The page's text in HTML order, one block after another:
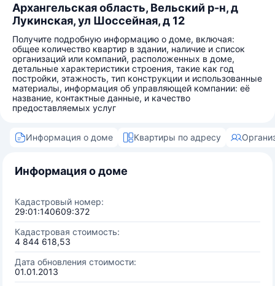
Архангельская область, Вельский р-н, д
Лукинская, ул Шоссейная, д 12
Получите подробную информацию о доме, включая:
общее количество квартир в здании, наличие и список
организаций или компаний, расположенных в доме,
детальные характеристики строения, такие как год
постройки, этажность, тип конструкции и использованные
материалы, информация об управляющей компании: её
название, контактные данные, и качество
предоставляемых услуг
Информация о доме Квартиры по адресу
Информация о доме
Кадастровый номер:
29:01:140609:372
Кадастровая стоимость:
4 844 618,53
Дата обновления стоимости:
01.01.2013